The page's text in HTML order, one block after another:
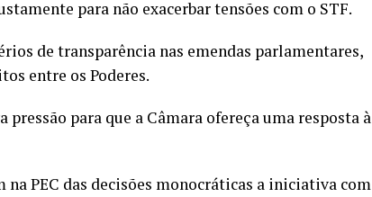
para não exacerbar tensões com o STF.
de transparência nas emendas parlamentares,
entre os Poderes.
para que a Câmara ofereça uma resposta à
PEC das decisões monocráticas a iniciativa com